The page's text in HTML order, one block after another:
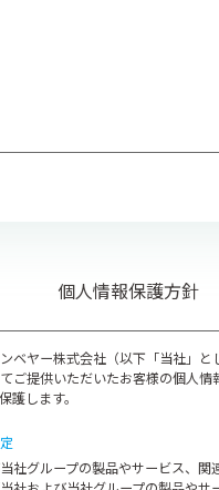
個人情報保護方針
ベヤー株式会社（以下「当社」と
ご提供いただいたお客様の個人情
護します。
当社グループの製品やサービス、関